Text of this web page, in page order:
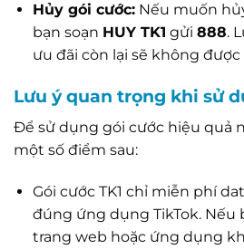
Hủy gói cước:Nếu muốn
bạn soạn HUY TK1 gửi 888.
ưu đãi còn lại sẽ không được
Lưu ý quan trọng khi sử
Để sử dụng gói cước hiệu quả
một số điểm sau:
Gói cước TK1 chỉ miễn phí
đúng ứng dụng TikTok. Nếu
trang web hoặc ứng dụng